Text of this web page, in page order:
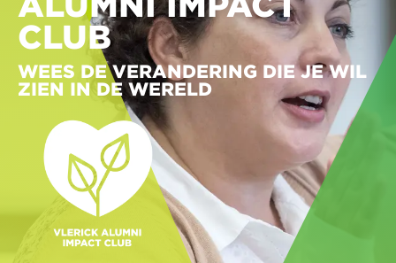
CLUB
WEES DE VERANDERING DIE JE WIL
ZIEN IN DE WERELD